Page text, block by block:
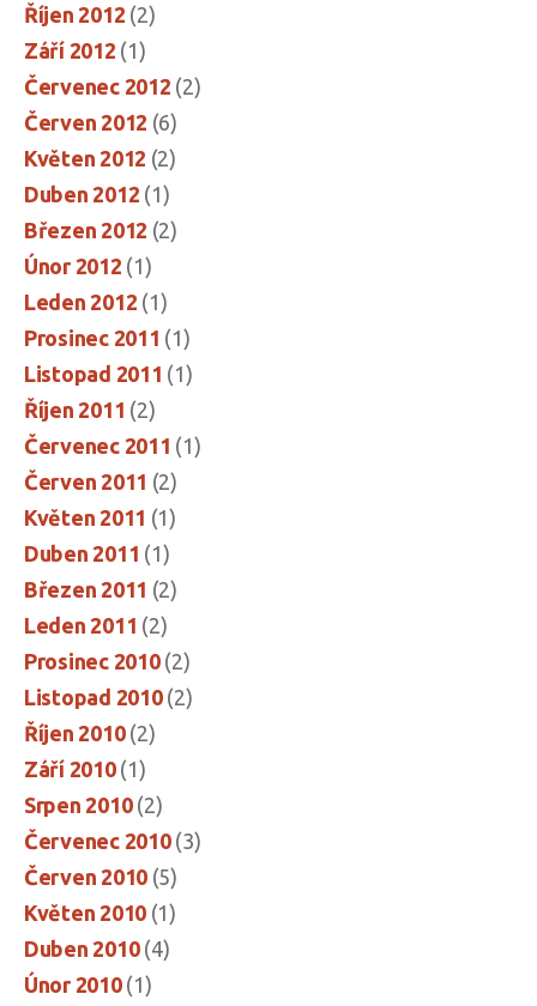
Říjen 2012 (2)
Září 2012 (1)
Červenec 2012 (2)
Červen 2012 (6)
Květen 2012 (2)
Duben 2012 (1)
Březen 2012 (2)
Únor 2012 (1)
Leden 2012 (1)
Prosinec 2011 (1)
Listopad 2011 (1)
Říjen 2011 (2)
Červenec 2011 (1)
Červen 2011 (2)
Květen 2011 (1)
Duben 2011 (1)
Březen 2011 (2)
Leden 2011 (2)
Prosinec 2010(2)
Listopad 2010(2)
Říjen 2010(2)
Září 2010(1)
Srpen 2010(2)
Červenec 2010(3)
Červen 2010 (5)
Květen 2010 (1)
Duben 2010(4)
Únor 2010(1)